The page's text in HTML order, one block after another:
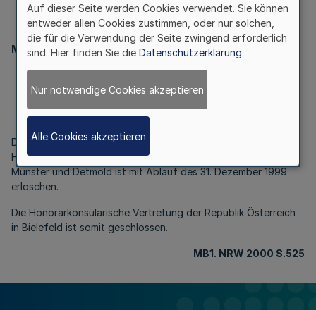
II.
Ministerpräsident
Honorarkonsularische Vertretung
der Republik Österreich, Bielefeld
Bek. d. Ministerpräsidenten vom 21.3. 2000 – AS AB -439-1/71
Das Herrn Rudolf Miele am 7. Mai 1971 erteilte Exequatur als
Honorarkonsul in Bielefeld mit den Regierungsbezirken
Münster und Detmold ist mit Ablauf des 31. Dezember 1999
erloschen.
Die Honorarkonsularische Vertretung der Republik Österreich
in Bielefeld ist somit geschlossen.
MB1. NRW 2000 S.525
Auf dieser Seite werden Cookies verwendet. Sie können
entweder allen Cookies zustimmen, oder nur solchen,
die für die Verwendung der Seite zwingend erforderlich
sind. Hier finden Sie die Datenschutzerklärung
Nur notwendige Cookies akzeptieren
Alle Cookies akzeptieren